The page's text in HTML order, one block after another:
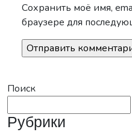
Сохранить моё имя,
браузере для
Поиск
Рубрики